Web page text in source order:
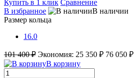
Купить в 1 клик Сравнение
В избранное
В наличии
Размер кольца
16.0
101 400 ₽ Экономия: 25 350 ₽ 76 050 ₽
В корзину